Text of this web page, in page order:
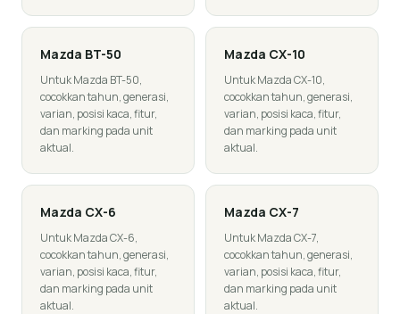
Mazda BT-50
Untuk Mazda BT-50,
cocokkan tahun, generasi,
varian, posisi kaca, fitur,
dan marking pada unit
aktual.
Mazda CX-10
Untuk Mazda CX-10,
cocokkan tahun, generasi,
varian, posisi kaca, fitur,
dan marking pada unit
aktual.
Mazda CX-6
Untuk Mazda CX-6,
cocokkan tahun, generasi,
varian, posisi kaca, fitur,
dan marking pada unit
aktual.
Mazda CX-7
Untuk Mazda CX-7,
cocokkan tahun, generasi,
varian, posisi kaca, fitur,
dan marking pada unit
aktual.